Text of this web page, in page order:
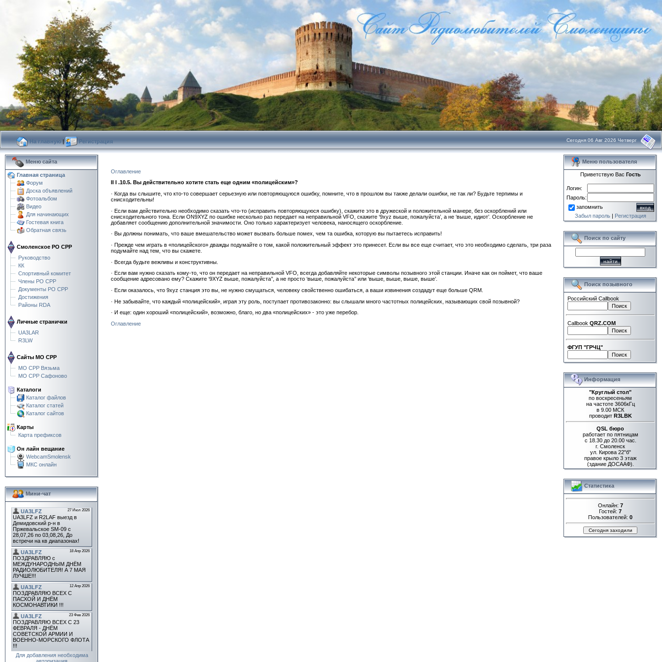
На главную| Регистрация Сегодня 06 Авг 2026 Четверг
Меню сайта
Главная страница
Форум
Доска объявлений
Фотоальбом
Видео
Для начинающих
Гостевая книга
Обратная связь
Смоленское РО СРР
Руководство
КК
Спортивный комитет
Члены РО СРР
Документы РО СРР
Достижения
Районы RDA
Личные странички
UA3LAR
R3LW
Сайты МО СРР
МО СРР Вязьма
МО СРР Сафоново
Каталоги
Каталог файлов
Каталог статей
Каталог сайтов
Карты
Карта префиксов
Он лайн вещание
WebcamSmolensk
МКС онлайн
Мини-чат
Для добавления необходима
Оглавление
II I .10.5. Вы действительно хотите стать еще одним «полицейским»?
· Когда вы слышите, что кто-то совершает серьезную или повторяющуюся ошибку, помните, что в прошлом вы также делали ошибки, не так ли? Будьте терпимы и
снисходительны!
· Если вам действительно необходимо сказать что-то (исправить повторяющуюся ошибку), скажите это в дружеской и положительной манере, без оскорблений или
снисходительного тона. Если ON9XYZ по ошибке несколько раз передает на неправильной VFO, скажите ‘9xyz выше, пожалуйста’, а не ‘выше, идиот’. Оскорбление не
добавляет сообщению дополнительной значимости. Оно только характеризует человека, наносящего оскорбление.
· Вы должны понимать, что ваше вмешательство может вызвать больше помех, чем та ошибка, которую вы пытаетесь исправить!
· Прежде чем играть в «полицейского» дважды подумайте о том, какой положительный эффект это принесет. Если вы все еще считает, что это необходимо сделать, три раза
подумайте над тем, что вы скажете.
· Всегда будьте вежливы и конструктивны.
· Если вам нужно сказать кому-то, что он передает на неправильной VFO, всегда добавляйте некоторые символы позывного этой станции. Иначе как он поймет, что ваше
сообщение адресовано ему? Скажите ‘9XYZ выше, пожалуйста’’, а не просто ‘выше, пожалуйста’’ или ‘выше, выше, выше, выше’.
· Если оказалось, что 9xyz станция это вы, не нужно смущаться, человеку свойственно ошибаться, а ваши извинения создадут еще больше QRM.
· Не забывайте, что каждый «полицейский», играя эту роль, поступает противозаконно: вы слышали много частотных полицейских, называющих свой позывной?
· И еще: один хороший «полицейский», возможно, благо, но два «полицейских» - это уже перебор.
Оглавление
Меню пользователя
Приветствую Вас Гость
Логин:
Пароль:
запомнить
Забыл пароль| Регистрация
Поиск по сайту
Поиск позывного
Российский Callbook
Callbook QRZ.COM
ФГУП "ГРЧЦ"
Информация
"Круглый стол"
по воскресеньям
на частоте 3606кГц
в 9.00 МСК
проводит R3LBK
QSL бюро
работает по пятницам
с 18.30 до 20.00 час.
г. Смоленск
ул. Кирова 22"б"
правое крыло 3 этаж
(здание ДОСААФ).
Статистика
Онлайн: 7
Гостей: 7
Пользователей: 0